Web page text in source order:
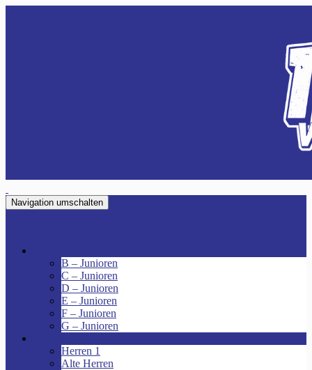
Navigation umschalten
B – Junioren
C – Junioren
D – Junioren
E – Junioren
F – Junioren
G – Junioren
Herren 1
Alte Herren